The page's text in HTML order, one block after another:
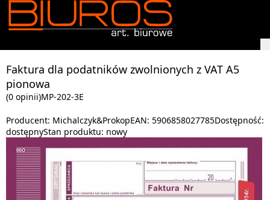
Faktura dla podatników zwolnionych z VAT A5
pionowa
(0 opinii)MP-202-3E
Producent: Michalczyk&ProkopEAN: 5906858027785Dostępność:
dostępnyStan produktu: nowy